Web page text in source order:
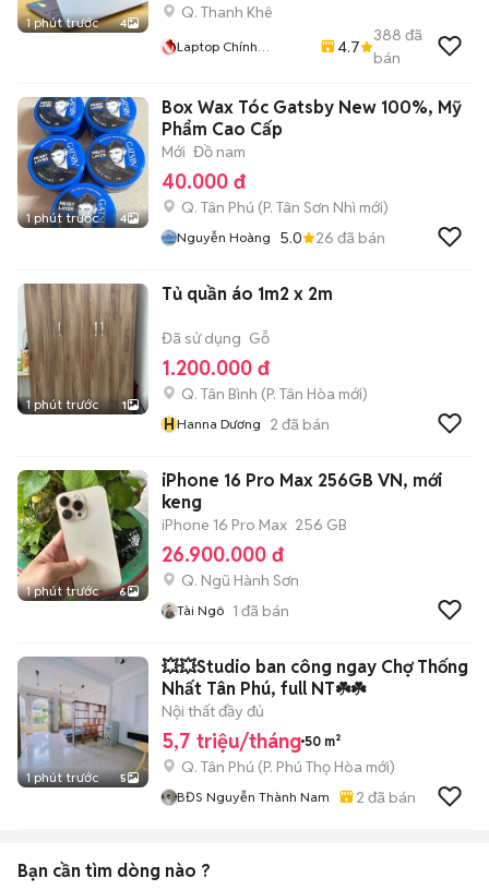
1 phút trước 4
Q. Thanh Khê
Laptop Chính
4.7
388 đã
bán
1 phút trước 4
Box Wax Tóc Gatsby New 100%, Mỹ
Phẩm Cao Cấp
Mới Đồ nam
40.000 đ
Q. Tân Phú (P. Tân Sơn Nhì mới)
Nguyễn Hoàng 5.0 26 đã bán
1 phút trước 1
Tủ quần áo 1m2 x 2m
Đã sử dụng Gỗ
1.200.000 đ
Q. Tân Bình (P. Tân Hòa mới)
HHanna Dương 2 đã bán
1 phút trước 6
iPhone 16 Pro Max 256GB VN, mới
keng
iPhone 16 Pro Max 256 GB
26.900.000 đ
Q. Ngũ Hành Sơn
Tài Ngô 1 đã bán
1 phút trước 5
💥💥Studio ban công ngay Chợ Thống
Nhất Tân Phú, full NT☘️☘️
Nội thất đầy đủ
5,7 triệu/tháng 50 m²
Q. Tân Phú (P. Phú Thọ Hòa mới)
BĐS Nguyễn Thành Nam 2 đã bán
Bạn cần tìm dòng nào ?